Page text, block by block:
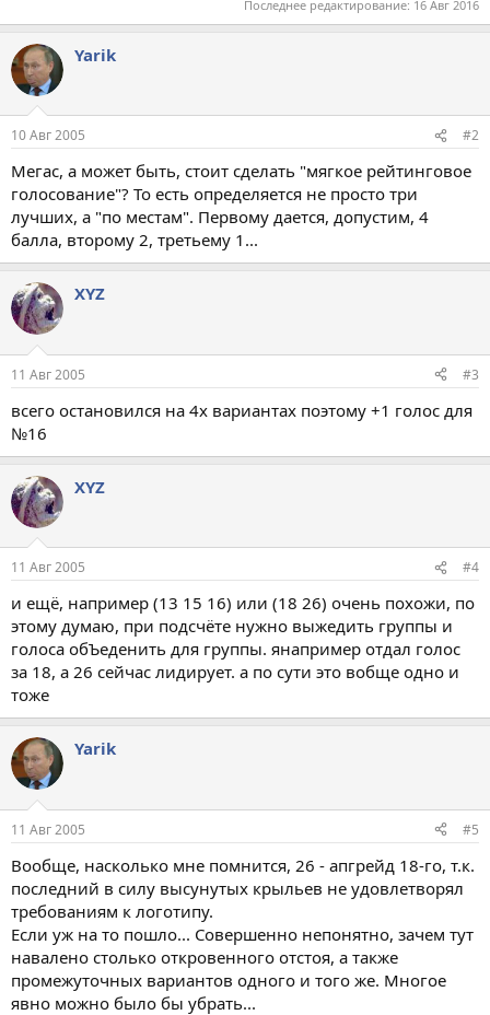
Последнее редактирование: 16 Авг 2016
Yarik
10 Авг 2005 #2
Мегас, а может быть, стоит сделать "мягкое рейтинговое
голосование"? То есть определяется не просто три
лучших, а "по местам". Первому дается, допустим, 4
балла, второму 2, третьему 1...
XYZ
11 Авг 2005 #3
всего остановился на 4х вариантах поэтому +1 голос для
№16
XYZ
11 Авг 2005 #4
и ещё, например (13 15 16) или (18 26) очень похожи, по
этому думаю, при подсчёте нужно выжедить группы и
голоса обЪеденить для группы. янапример отдал голос
за 18, а 26 сейчас лидирует. а по сути это вобще одно и
тоже
Yarik
11 Авг 2005 #5
Вообще, насколько мне помнится, 26 - апгрейд 18-го, т.к.
последний в силу высунутых крыльев не удовлетворял
требованиям к логотипу.
Если уж на то пошло... Совершенно непонятно, зачем тут
навалено столько откровенного отстоя, а также
промежуточных вариантов одного и того же. Многое
явно можно было бы убрать...